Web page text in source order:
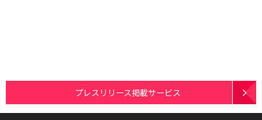
プレスリリース掲載サービス